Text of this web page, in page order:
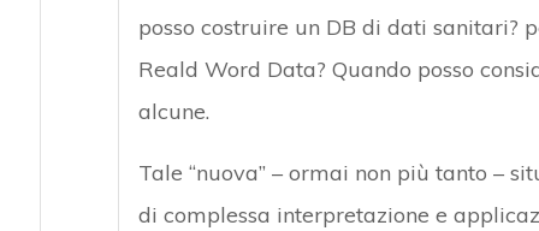
posso costruire un DB di dati sanitari?
Reald Word Data? Quando posso
alcune.
Tale “nuova” – ormai non più tanto –
di complessa interpretazione e